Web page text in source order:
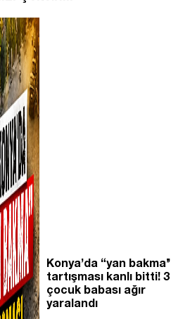
Konya’da “yan bakma’’
tartışması kanlı bitti! 3
çocuk babası ağır
yaralandı